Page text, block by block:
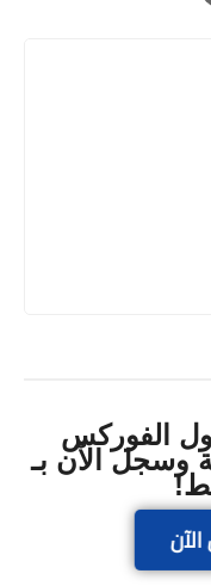
الفوركس
وسجل الآن بـ